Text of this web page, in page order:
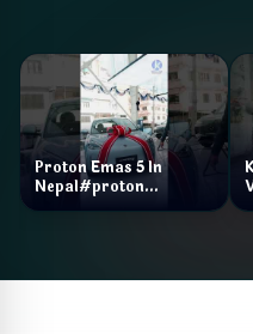
Proton Emas 5 In
Nepal#proton